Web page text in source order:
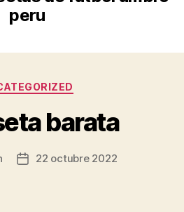
peru
Categorías
barata
Fecha22 octubre 2022